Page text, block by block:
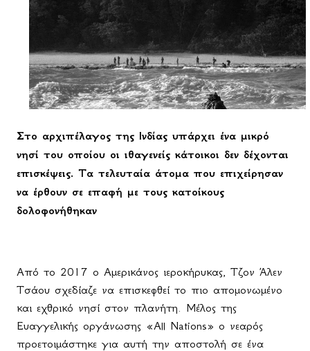
Στο αρχιπέλαγος της Ινδίας υπάρχει ένα μικρό
νησί του οποίου οι ιθαγενείς κάτοικοι δεν δέχονται
επισκέψεις. Τα τελευταία άτομα που επιχείρησαν
να έρθουν σε επαφή με τους κατοίκους
δολοφονήθηκαν
Από το 2017 ο Αμερικάνος ιεροκήρυκας, Τζον Άλεν
Τσάου σχεδίαζε να επισκεφθεί το πιο απομονωμένο
και εχθρικό νησί στον πλανήτη. Μέλος της
Ευαγγελικής οργάνωσης «All Nations» ο νεαρός
προετοιμάστηκε για αυτή την αποστολή σε ένα